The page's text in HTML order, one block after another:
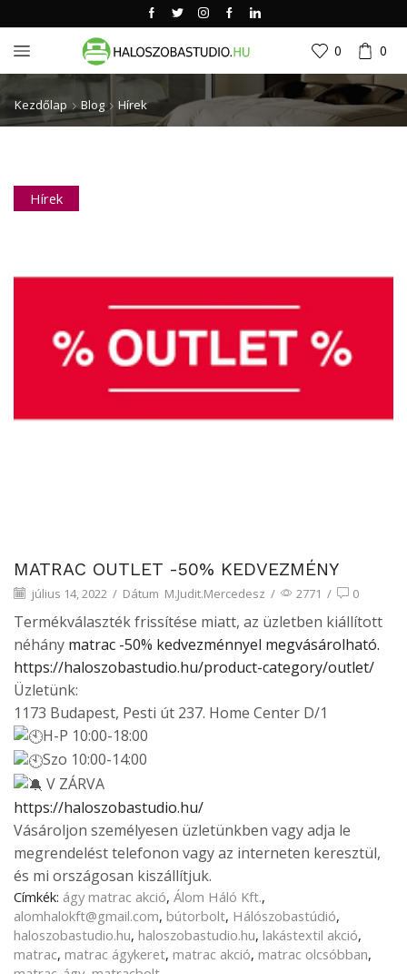
0 0
Kezdőlap Blog Hírek
Hírek
MATRAC OUTLET -50% KEDVEZMÉNY
július 14, 2022 / Dátum M.Judit.Mercedesz / 2771 / 0
Termékválaszték frissítése miatt, az üzletben kiállított
néhány matrac -50% kedvezménnyel megvásárolható.
https://haloszobastudio.hu/product-category/outlet/
Üzletünk:
1173 Budapest, Pesti út 237. Home Center D/1
H-P 10:00-18:00
Szo 10:00-14:00
V ZÁRVA
https://haloszobastudio.hu/
Vásároljon személyesen üzletünkben vagy adja le
megrendelést telefonon vagy az interneten keresztül,
és mi országosan kiszállítjuk.
Címkék: ágy matrac akció, Álom Háló Kft.,
alomhalokft@gmail.com, bútorbolt, Hálószobastúdió,
haloszobastudio.hu, haloszobastudio.hu, lakástextil akció,
matrac, matrac ágykeret, matrac akció, matrac olcsóbban,